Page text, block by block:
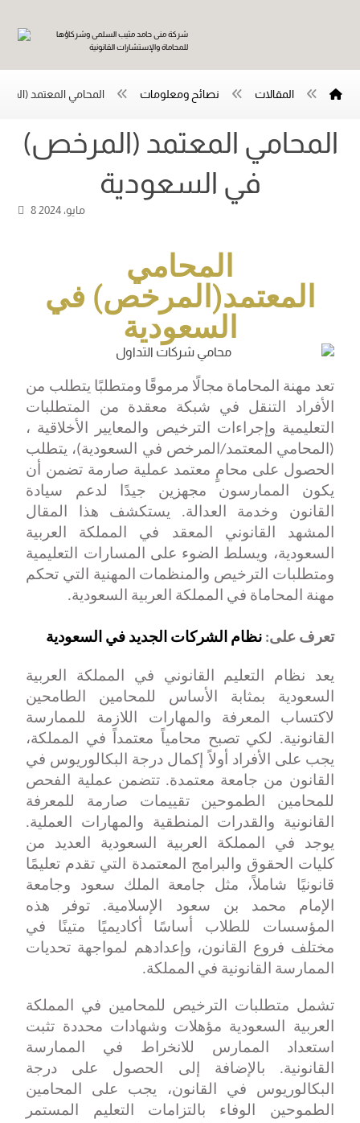
المقالات نصائح ومعلومات المحامي المعتمد
المحامي المعتمد (المرخص)
8 مايو، 2024
المحامي
المعتمد(المرخص) في
السعودية
تعد مهنة المحاماة مجالًا مرموقًا ومتطلبًا يتطلب من
الأفراد التنقل في شبكة معقدة من المتطلبات
التعليمية وإجراءات الترخيص والمعايير الأخلاقية ،
(المحامي المعتمد/المرخص في السعودية)، يتطلب
الحصول على محامٍ معتمد عملية صارمة تضمن أن
يكون الممارسون مجهزين جيدًا لدعم سيادة
القانون وخدمة العدالة. يستكشف هذا المقال
المشهد القانوني المعقد في المملكة العربية
السعودية، ويسلط الضوء على المسارات التعليمية
ومتطلبات الترخيص والمنظمات المهنية التي تحكم
مهنة المحاماة في المملكة العربية السعودية.
تعرف على:نظام الشركات الجديد في السعودية
يعد نظام التعليم القانوني في المملكة العربية
السعودية بمثابة الأساس للمحامين الطامحين
لاكتساب المعرفة والمهارات اللازمة للممارسة
القانونية. لكي تصبح محامياً معتمداً في المملكة،
يجب على الأفراد أولاً إكمال درجة البكالوريوس في
القانون من جامعة معتمدة. تتضمن عملية الفحص
للمحامين الطموحين تقييمات صارمة للمعرفة
القانونية والقدرات المنطقية والمهارات العملية.
يوجد في المملكة العربية السعودية العديد من
كليات الحقوق والبرامج المعتمدة التي تقدم تعليمًا
قانونيًا شاملاً، مثل جامعة الملك سعود وجامعة
الإمام محمد بن سعود الإسلامية. توفر هذه
المؤسسات للطلاب أساسًا أكاديميًا متينًا في
مختلف فروع القانون، وإعدادهم لمواجهة تحديات
الممارسة القانونية في المملكة.
تشمل متطلبات الترخيص للمحامين في المملكة
العربية السعودية مؤهلات وشهادات محددة تثبت
استعداد الممارس للانخراط في الممارسة
القانونية. بالإضافة إلى الحصول على درجة
البكالوريوس في القانون، يجب على المحامين
الطموحين الوفاء بالتزامات التعليم المستمر